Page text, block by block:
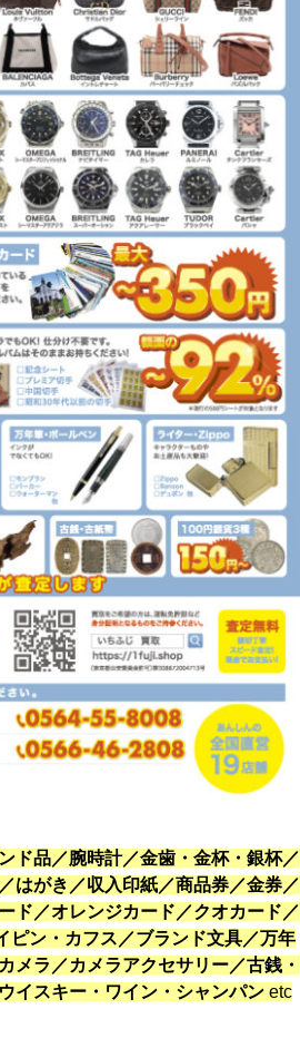
ド品／腕時計／金歯・金杯・銀杯／
はがき／収入印紙／商品券／金券／
ド／オレンジカード／クオカード／
ピン・カフス／ブランド文具／万年
メラ／カメラアクセサリー／古銭・
イスキー・ワイン・シャンパン etc